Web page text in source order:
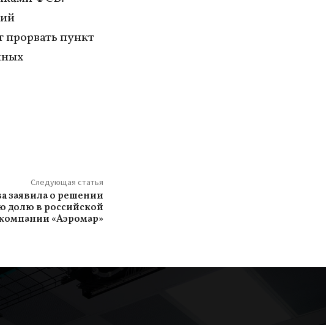
прорвать пункт
Следующая статья
заявила о решении
долю в российской
«Аэромар»